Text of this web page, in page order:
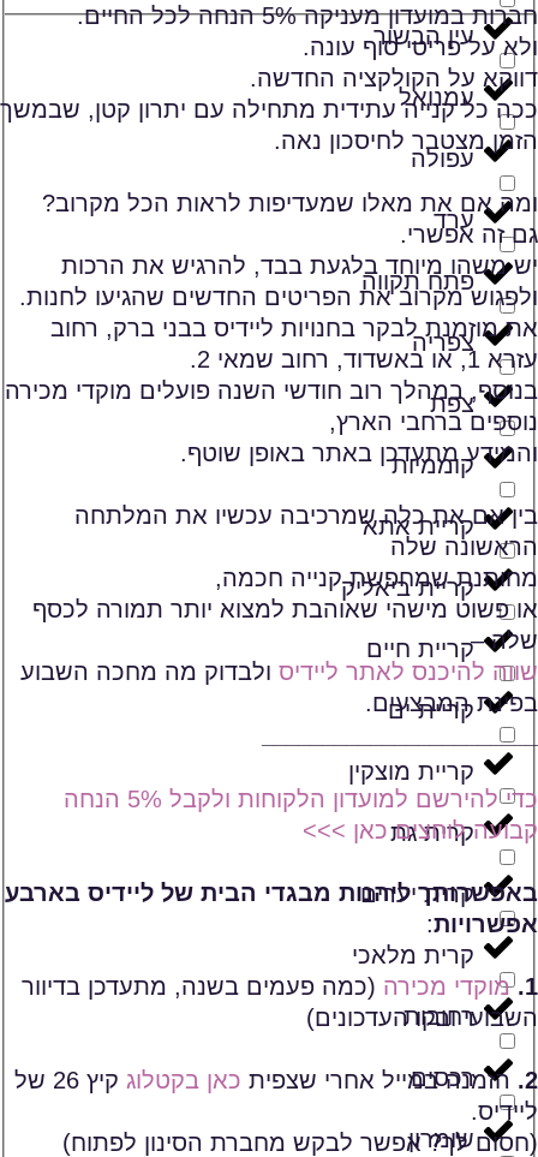
עין הבשור
עמנואל
עפולה
ערד
פתח תקווה
צפריה
צפת
קוממיות
קריית אתא
קריית ביאליק
קריית חיים
קריית ים
קריית מוצקין
קרית גת
קרית יערים
קרית מלאכי
רחובות
רכסים
שומרון
חברות במועדון מעניקה 5% הנחה לכל החיים.
ולא על פריטי סוף עונה.
דווקא על הקולקציה החדשה.
ככה כל קנייה עתידית מתחילה עם יתרון קטן, שבמשך
הזמן מצטבר לחיסכון נאה.
ומה אם את מאלו שמעדיפות לראות הכל מקרוב?
גם זה אפשרי.
יש משהו מיוחד בלגעת בבד, להרגיש את הרכות
ולפגוש מקרוב את הפריטים החדשים שהגיעו לחנות.
את מוזמנת לבקר בחנויות ליידיס בבני ברק, רחוב
עזרא 1, או באשדוד, רחוב שמאי 2.
בנוסף, במהלך רוב חודשי השנה פועלים מוקדי מכירה
נוספים ברחבי הארץ,
והמידע מתעדכן באתר באופן שוטף.
בין אם את כלה שמרכיבה עכשיו את המלתחה
הראשונה שלה
מחותנת שמחפשת קנייה חכמה,
או פשוט מישהי שאוהבת למצוא יותר תמורה לכסף
שלה –
שווה להיכנס לאתר ליידיס ולבדוק מה מחכה השבוע
בפינת המבצעים.
_______________________
כדי להירשם למועדון הלקוחות ולקבל 5% הנחה
קבועה לוחצים כאן >>>
באפשרותך ליהנות מבגדי הבית של ליידיס בארבע
אפשרויות:
1. מוקדי מכירה (כמה פעמים בשנה, מתעדכן בדיוור
השבועי ובקו העדכונים)
2. הזמנה במייל אחרי שצפית כאן בקטלוג
קיץ 26 של
ליידיס.
(חסום לך? אפשר לבקש מחברת הסינון לפתוח)